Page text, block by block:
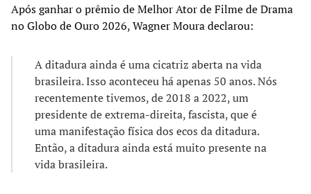
Após ganhar o prêmio de Melhor Ator de Filme de Drama
no Globo de Ouro 2026, Wagner Moura declarou:
A ditadura ainda é uma cicatriz aberta na vida
brasileira. Isso aconteceu há apenas 50 anos. Nós
recentemente tivemos, de 2018 a 2022, um
presidente de extrema-direita, fascista, que é
uma manifestação física dos ecos da ditadura.
Então, a ditadura ainda está muito presente na
vida brasileira.